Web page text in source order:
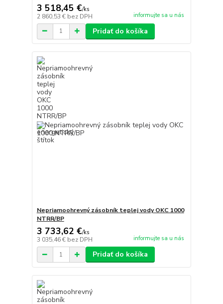
3 518,45 €/ks
2 860,53 € bez DPH informujte sa u nás
Pridať do košíka
Nepriamoohrevný zásobník teplej vody OKC 1000
NTRR/BP
3 733,62 €/ks
3 035,46 € bez DPH informujte sa u nás
Pridať do košíka